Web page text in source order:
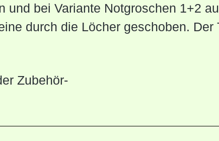
bei Variante Notgroschen 1+2
durch die Löcher geschoben. Der
Zubehör-